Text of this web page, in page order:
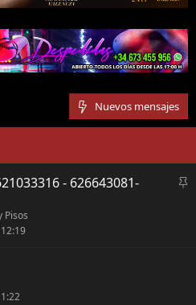
Nuevos mensajes
A
- 626643081-
Pisos